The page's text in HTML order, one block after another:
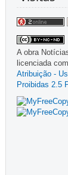
A obra
licenciada
Atribuição -
Proibidas 2.5